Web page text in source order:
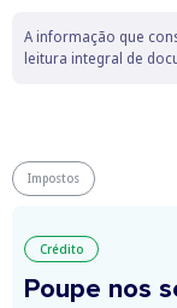
A informação que
leitura integral de
Impostos
Crédito
Poupe nos